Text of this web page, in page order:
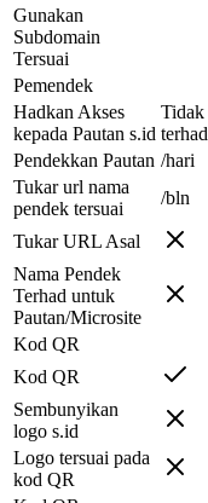
Gunakan
Subdomain
Tersuai
Pemendek
Hadkan Akses
kepada Pautan s.id
Tidak
terhad
Pendekkan Pautan /hari
Tukar url nama
pendek tersuai
/bln
Tukar URL Asal
Nama Pendek
Terhad untuk
Pautan/Microsite
Kod QR
Kod QR
Sembunyikan
logo s.id
Logo tersuai pada
kod QR